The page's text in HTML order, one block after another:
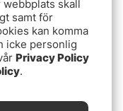
skall
samt för
kan komma
icke personlig
Privacy Policy
.